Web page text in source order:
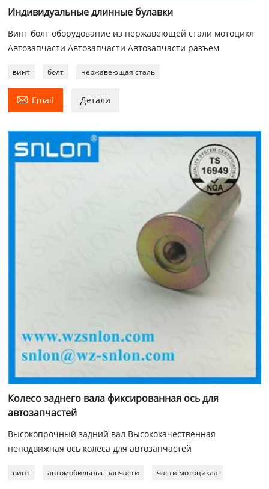
Индивидуальные длинные булавки
Винт болт оборудование из нержавеющей стали мотоцикл
Автозапчасти Автозапчасти Автозапчасти разъем
винт болт нержавеющая сталь
 Email Детали
Колесо заднего вала фиксированная ось для
автозапчастей
Высокопрочный задний вал Высококачественная
неподвижная ось колеса для автозапчастей
винт автомобильные запчасти части мотоцикла